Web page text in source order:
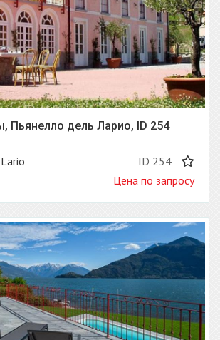
Пьянелло дель Ларио, ID 254
ID 254
Цена по запросу